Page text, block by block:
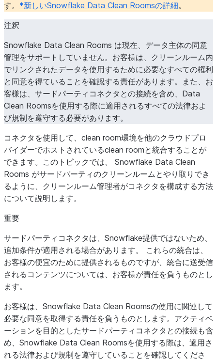
す。 *新しいSnowflake Data Clean Roomsの詳細。
注釈
Snowflake Data Clean Rooms は現在、データ主体の同意
管理をサポートしていません。お客様は、クリーンルーム内
でリンクされたデータを使用するために必要なすべての権利
と同意を得ていることを確認する責任があります。また、お
客様は、サードパーティコネクタとの接続を含め、Data
Clean Roomsを使用する際に適用されるすべての法律およ
び規制を遵守する必要があります。
コネクタを使用して、clean room環境を他のクラウドプロ
バイダーでホストされているclean roomと統合することが
できます。このトピックでは、 Snowflake Data Clean
Rooms がサードパーティのクリーンルームとやり取りでき
るように、クリーンルーム管理者がコネクタを構成する方法
について説明します。
重要
サードパーティコネクタは、Snowflake提供ではないため、
追加条件が適用される場合があります。 これらの統合は、
お客様の便宜のために提供されるものですが、統合に送受信
されるコンテンツについては、お客様が責任を負うものとし
ます。
お客様は、Snowflake Data Clean Roomsの使用に関連して
必要な同意を取得する責任を負うものとします。アクティベ
ーションを目的としたサードパーティコネクタとの接続も含
め、Snowflake Data Clean Roomsを使用する際は、適用さ
れる法律および規制を遵守していることを確認してくださ